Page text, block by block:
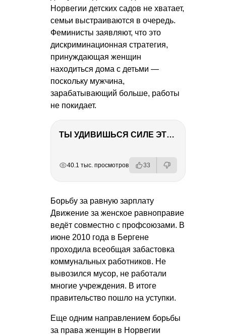
Норвегии детских садов не хватает,
семьи выстраиваются в очередь.
Феминисты заявляют, что это
дискриминационная стратегия,
принуждающая женщин
находиться дома с детьми —
поскольку мужчина,
зарабатывающий больше, работы
не покидает.
ТЫ УДИВИШЬСЯ СИЛЕ ЭТО ЧЕЛОВЕКА! Блог о нашей поездке в Вышний Волочек
40.1 тыс. просмотров 33
Борьбу за равную зарплату
Движение за женское равноправие
ведёт совместно с профсоюзами. В
июне 2010 года в Бергене
проходила всеобщая забастовка
коммунальных работников. Не
вывозился мусор, не работали
многие учреждения. В итоге
правительство пошло на уступки.
Еще одним направлением борьбы
за права женщин в Норвегии